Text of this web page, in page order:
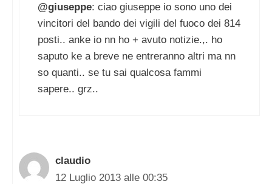
@giuseppe: ciao giuseppe io sono uno dei
vincitori del bando dei vigili del fuoco dei 814
posti.. anke io nn ho + avuto notizie.,. ho
saputo ke a breve ne entreranno altri ma nn
so quanti.. se tu sai qualcosa fammi
sapere.. grz..
claudio
12 Luglio 2013 alle 00:35